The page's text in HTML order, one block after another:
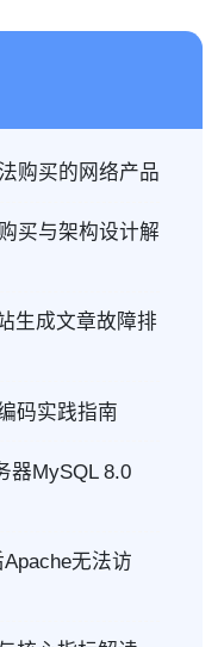
购买的网络产品
买与架构设计解
生成文章故障排
码实践指南
器MySQL 8.0
无法访